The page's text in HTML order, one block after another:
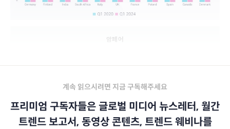
암페어
계속 읽으시려면 지금 구독해주세요
프리미엄 구독자들은 글로벌 미디어 뉴스레터, 월간
트렌드 보고서, 동영상 콘텐츠, 트렌드 웨비나를